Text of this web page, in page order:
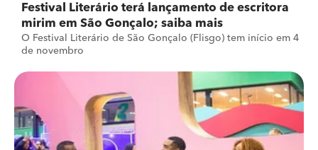
Festival Literário terá lançamento de escritora
mirim em São Gonçalo; saiba mais
O Festival Literário de São Gonçalo (Flisgo) tem início em 4
de novembro